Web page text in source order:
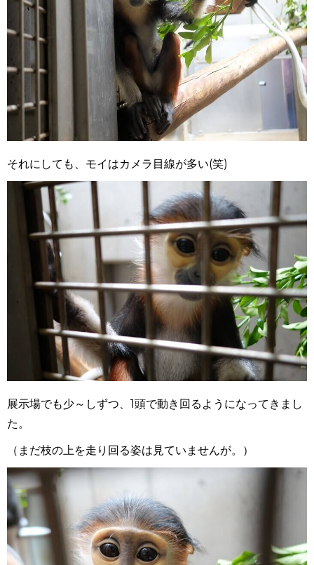
それにしても、モイはカメラ目線が多い(笑)
展示場でも少～しずつ、1頭で動き回るようになってきまし
た。
（まだ枝の上を走り回る姿は見ていませんが。）